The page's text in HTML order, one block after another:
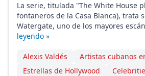
La serie, titulada "The White House
fontaneros de la Casa Blanca), trata
Watergate, uno de los mayores
leyendo »
Alexis Valdés
Artistas cubanos
Estrellas de Hollywood